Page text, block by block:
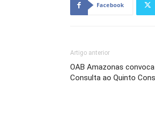
Facebook
Artigo anterior
OAB Amazonas
Consulta ao Quinto